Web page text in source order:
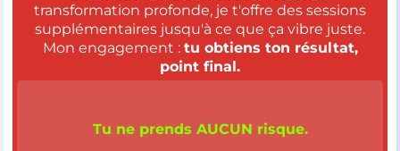
transformation profonde, je t'offre des sessions
supplémentaires jusqu'à ce que ça vibre juste.
Mon engagement : tu obtiens ton résultat,
point final.
Tu ne prends AUCUN risque.